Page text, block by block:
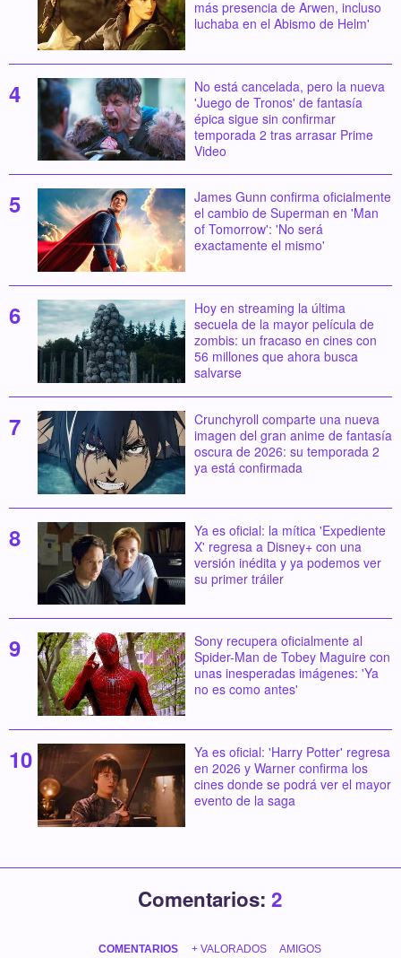
más presencia de Arwen, incluso
luchaba en el Abismo de Helm'
No está cancelada, pero la nueva
'Juego de Tronos' de fantasía
épica sigue sin confirmar
temporada 2 tras arrasar Prime
Video
James Gunn confirma oficialmente
el cambio de Superman en 'Man
of Tomorrow': 'No será
exactamente el mismo'
Hoy en streaming la última
secuela de la mayor película de
zombis: un fracaso en cines con
56 millones que ahora busca
salvarse
Crunchyroll comparte una nueva
imagen del gran anime de fantasía
oscura de 2026: su temporada 2
ya está confirmada
Ya es oficial: la mítica 'Expediente
X' regresa a Disney+ con una
versión inédita y ya podemos ver
su primer tráiler
Sony recupera oficialmente al
Spider-Man de Tobey Maguire con
unas inesperadas imágenes: 'Ya
no es como antes'
Ya es oficial: 'Harry Potter' regresa
en 2026 y Warner confirma los
cines donde se podrá ver el mayor
evento de la saga
Comentarios: 2
COMENTARIOS + VALORADOS AMIGOS